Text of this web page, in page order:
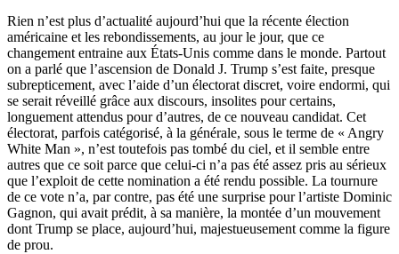
Rien n’est plus d’actualité aujourd’hui que la récente élection
américaine et les rebondissements, au jour le jour, que ce
changement entraine aux États-Unis comme dans le monde. Partout
on a parlé que l’ascension de Donald J. Trump s’est faite, presque
subrepticement, avec l’aide d’un électorat discret, voire endormi, qui
se serait réveillé grâce aux discours, insolites pour certains,
longuement attendus pour d’autres, de ce nouveau candidat. Cet
électorat, parfois catégorisé, à la générale, sous le terme de « Angry
White Man », n’est toutefois pas tombé du ciel, et il semble entre
autres que ce soit parce que celui-ci n’a pas été assez pris au sérieux
que l’exploit de cette nomination a été rendu possible. La tournure
de ce vote n’a, par contre, pas été une surprise pour l’artiste Dominic
Gagnon, qui avait prédit, à sa manière, la montée d’un mouvement
dont Trump se place, aujourd’hui, majestueusement comme la figure
de prou.